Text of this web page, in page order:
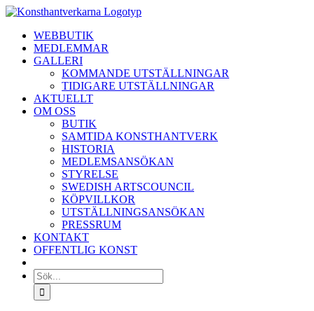
Fortsätt
innehålletWEBBUTIK
MEDLEMMAR
GALLERI
KOMMANDE UTSTÄLLNINGAR
TIDIGARE UTSTÄLLNINGAR
AKTUELLT
OM OSS
BUTIK
SAMTIDA KONSTHANTVERK
HISTORIA
MEDLEMSANSÖKAN
STYRELSE
SWEDISH ARTSCOUNCIL
KÖPVILLKOR
UTSTÄLLNINGSANSÖKAN
PRESSRUM
KONTAKT
OFFENTLIG KONST
Sök
efter: